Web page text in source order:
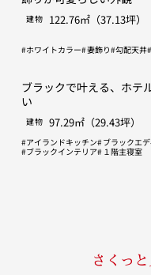
建物 122.76㎡（37.13坪）
ホワイトカラー 妻飾り 勾配天井
ブラックで叶える、ホテ
い
建物 97.29㎡（29.43坪）
アイランドキッチン ブラックエ
ブラックインテリア １階主寝室
さくっ